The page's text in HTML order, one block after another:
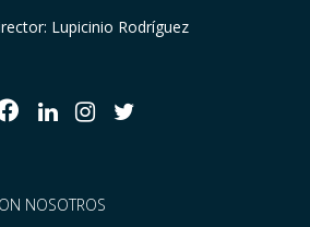
Lupicinio Rodríguez
NOSOTROS